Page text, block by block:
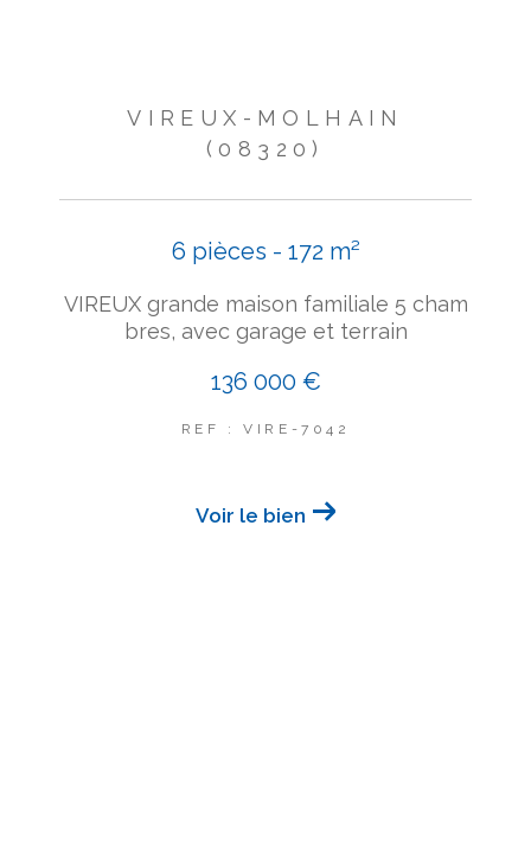
VIREUX-MOLHAIN
(08320)
6 pièces - 172 m²
VIREUX grande maison familiale 5 cham
bres, avec garage et terrain
136 000 €
REF : VIRE-7042
Voir le bien